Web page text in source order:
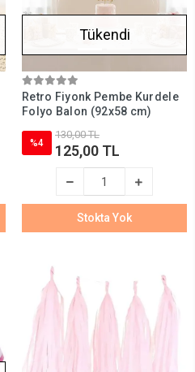
Tükendi
Retro Fiyonk Pembe Kurdele
Folyo Balon (92x58 cm)
%4
130,00 TL
125,00 TL
Stokta Yok